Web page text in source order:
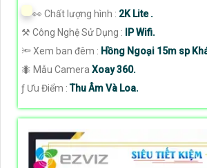
️👀 Chất lượng hình : 2K Lite .
⚒ Công Nghệ Sử Dụng :
IP Wifi.
🔦 Xem ban đêm : Hồng Ngoại 15m sp
🐜 Mẫu Camera Xoay 360.
️ƒ Ưu Điểm :Thu Âm Và Loa.